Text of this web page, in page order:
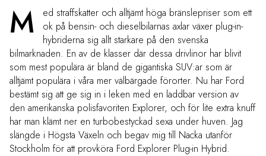
M
ed straffskatter och alltjämt höga bränslepriser som ett
ok på bensin- och dieselbilarnas axlar växer plug-in-
hybriderna sig allt starkare på den svenska
bilmarknaden. En av de klasser där dessa drivlinor har blivit
som mest populära är bland de gigantiska SUV:ar som är
alltjämt populära i våra mer välbärgade förorter. Nu har Ford
bestämt sig att ge sig in i leken med en laddbar version av
den amerikanska polisfavoriten Explorer, och för lite extra knuff
har man klämt ner en turbobestyckad sexa under huven. Jag
slängde i Högsta Växeln och begav mig till Nacka utanför
Stockholm för att provköra Ford Explorer Plug-in Hybrid.